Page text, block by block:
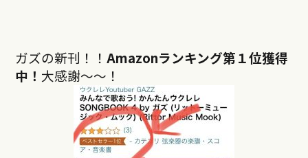
ガズの新刊！！ Amazonランキング第１位獲得
中！ 大感謝〜〜！